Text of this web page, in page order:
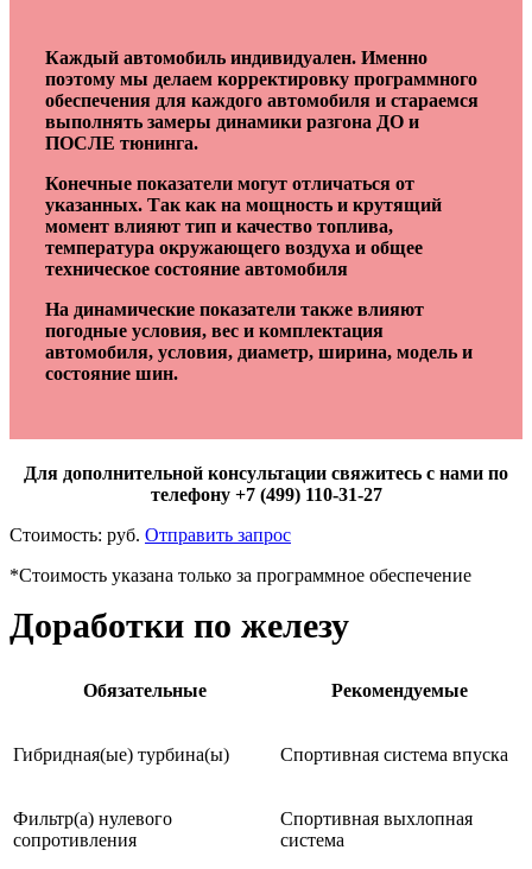
Каждый автомобиль индивидуален. Именно
поэтому мы делаем корректировку программного
обеспечения для каждого автомобиля и стараемся
выполнять замеры динамики разгона ДО и
ПОСЛЕ тюнинга.
Конечные показатели могут отличаться от
указанных. Так как на мощность и крутящий
момент влияют тип и качество топлива,
температура окружающего воздуха и общее
техническое состояние автомобиля
На динамические показатели также влияют
погодные условия, вес и комплектация
автомобиля, условия, диаметр, ширина, модель и
состояние шин.
Для дополнительной консультации свяжитесь с нами по
телефону +7 (499) 110-31-27
Стоимость: руб. Отправить запрос
*Стоимость указана только за программное обеспечение
Доработки по железу
Обязательные Рекомендуемые
Гибридная(ые) турбина(ы) Спортивная система впуска
Фильтр(а) нулевого
сопротивления
Спортивная выхлопная
система